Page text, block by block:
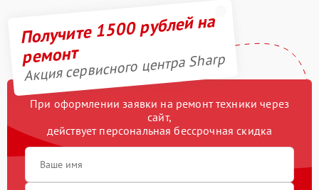
Получите 1500 рублей на
ремонт
Акция сервисного центра Sharp
При оформлении заявки на ремонт техники через
сайт,
действует персональная бессрочная скидка